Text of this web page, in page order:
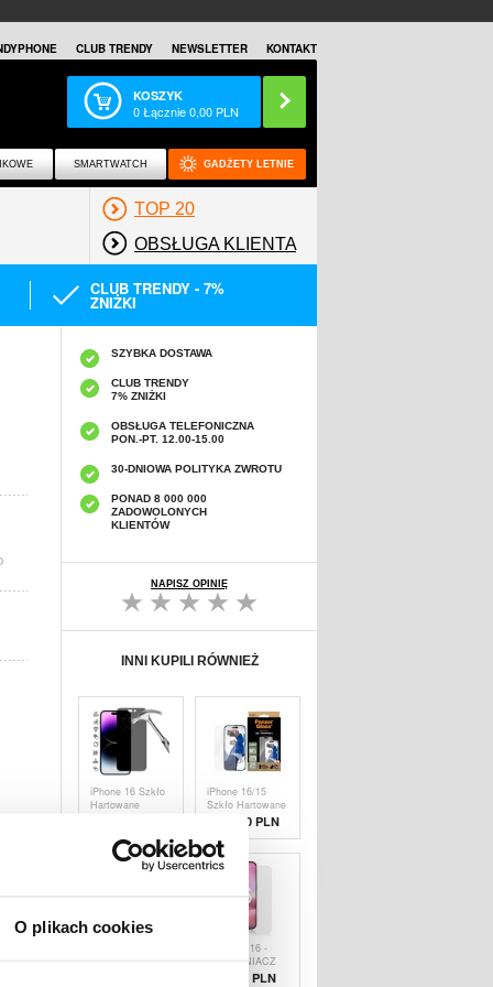
O plikach cookies
CLUB TRENDY NEWSLETTER KONTAKT
KOSZYK
0Łącznie0,00 PLN
SMARTWATCH GADŻETY LETNIE
TOP 20
OBSŁUGA KLIENTA
CLUB TRENDY - 7%
ZNIŻKI
SZYBKA DOSTAWA
CLUB TRENDY
7% ZNIŻKI
OBSŁUGA TELEFONICZNA
PON.-PT. 12.00-15.00
30-DNIOWA POLITYKA ZWROTU
PONAD 8 000 000
ZADOWOLONYCH
KLIENTÓW
NAPISZ OPINIĘ
INNI KUPILI RÓWNIEŻ
iPhone 16 Szkło
Hartowane
iPhone 16/15
Szkło Hartowane
PanzerGlass
Classic Fit
101,00 PLN
IPHONE 16 -
OCHRANIACZ
38,90 PLN